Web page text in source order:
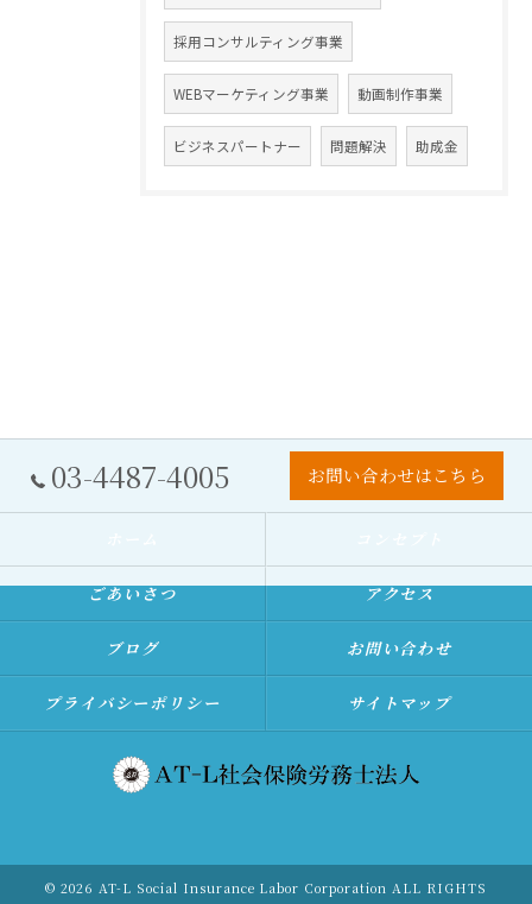
採用コンサルティング事業
WEBマーケティング事業 動画制作事業
ビジネスパートナー 問題解決 助成金
03-4487-4005 お問い合わせはこちら
ごあいさつ アクセス
ブログ お問い合わせ
プライバシーポリシー サイトマップ
© 2026 AT-L Social Insurance Labor Corporation ALL RIGHTS